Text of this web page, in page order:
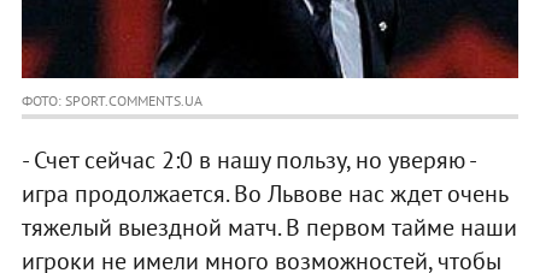
ФОТО: SPORT.COMMENTS.UA
- Счет сейчас 2:0 в нашу пользу, но уверяю -
игра продолжается. Во Львове нас ждет очень
тяжелый выездной матч. В первом тайме наши
игроки не имели много возможностей, чтобы